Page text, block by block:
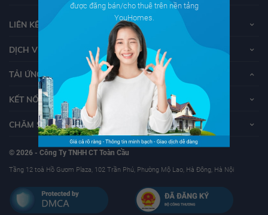
LIÊN KẾT
DỊCH VỤ KHÁCH HÀNG
TẢI ỨNG DỤNG YOUHOMES
KẾT NỐI VỚI YOUHOMES
CHĂM SÓC KHÁCH HÀNG
© 2026 - Công Ty TNHH CT Toàn Cầu
Tầng 12 toà Hồ Gươm Plaza, 102 Trần Phú, Phường Mộ Lao, Hà Đông, Hà Nội
được đăng bán/cho thuê trên nền tảng
YouHomes.